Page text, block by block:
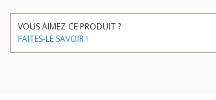
VOUS AIMEZ CE PRODUIT ?
FAITES-LE SAVOIR !